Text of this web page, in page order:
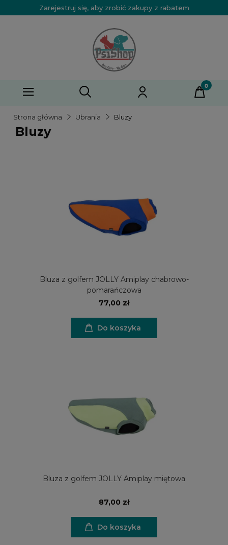
Zarejestruj się, aby zrobić zakupy z rabatem
Strona główna Ubrania Bluzy
Bluzy
Bluza z golfem JOLLY Amiplay chabrowo-
pomarańczowa
77,00 zł
Do koszyka
Bluza z golfem JOLLY Amiplay miętowa
87,00 zł
Do koszyka